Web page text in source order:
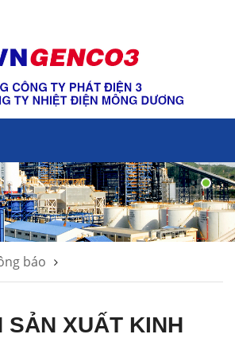
báo
SẢN XUẤT KINH